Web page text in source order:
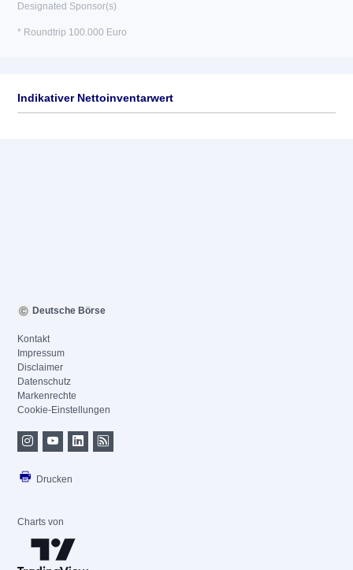
Designated Sponsor(s)
* Roundtrip 100.000 Euro
Indikativer Nettoinventarwert
Deutsche Börse
Kontakt
Impressum
Disclaimer
Datenschutz
Markenrechte
Cookie-Einstellungen
Drucken
Charts von